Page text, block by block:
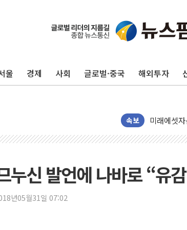
울 경제 사회 글로벌·중국 해외투자
속보
외국인 돌
미래에셋
카카오뱅
더본코리
LGU+, 국
환율 100
국내 최
누신 발언에 나바로 “유
년05월31일 07:02